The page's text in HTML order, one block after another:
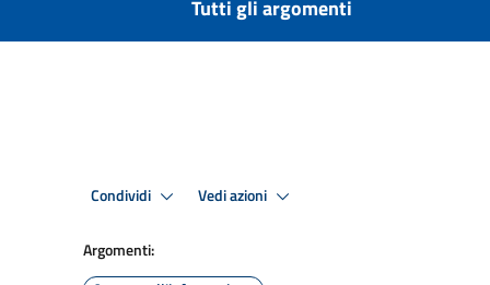
Tutti gli argomenti
Condividi Vedi azioni
Argomenti: